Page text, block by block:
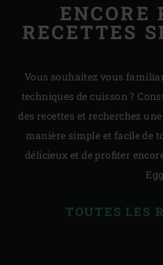
ENCORE
RECETTES
Vous souhaitez vous
techniques de cuisson ?
des recettes et recherchez
manière simple et facile de
délicieux et de profiter
TOUTES LES